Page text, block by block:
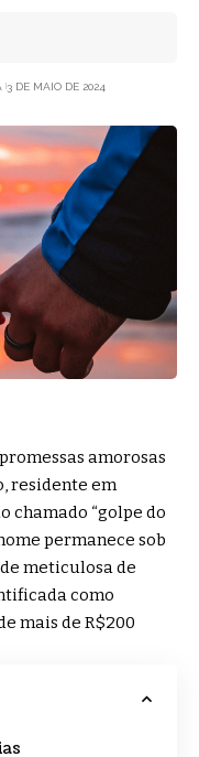
3 DE MAIO DE 2024
amorosas
residente em
chamado “golpe do
permanece sob
meticulosa de
como
mais de R$200